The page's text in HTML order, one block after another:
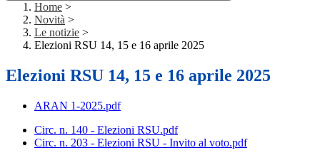
Home >
Novità >
Le notizie >
Elezioni RSU 14, 15 e 16 aprile 2025
Elezioni RSU 14, 15 e 16 aprile 2025
ARAN 1-2025.pdf
Circ. n. 140 - Elezioni RSU.pdf
Circ. n. 203 - Elezioni RSU - Invito al voto.pdf